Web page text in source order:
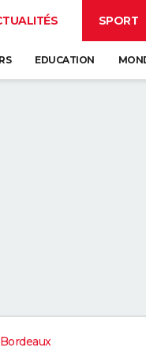
SPORT
EDUCATION